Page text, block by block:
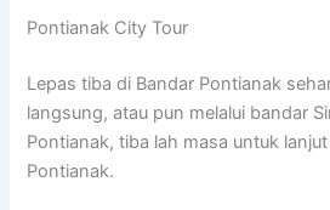
Pontianak City Tour
Lepas tiba di Bandar Pontianak
langsung, atau pun melalui bandar
Pontianak, tiba lah masa untuk
Pontianak.